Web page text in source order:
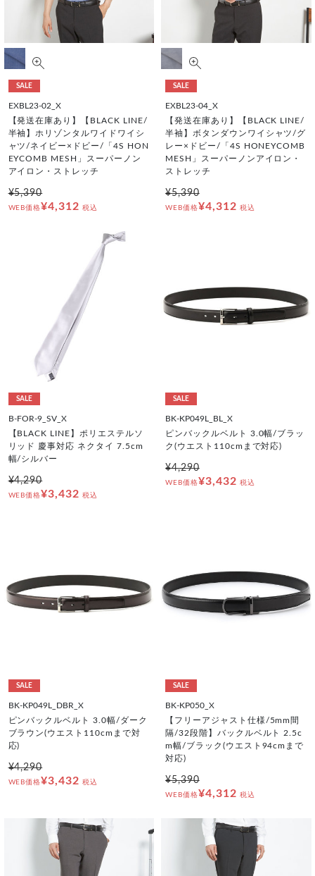
SALE
EXBL23-02_X
【発送在庫あり】【BLACK LINE/
半袖】ホリゾンタルワイドワイシ
ャツ/ネイビー×ドビー/「4S HON
EYCOMB MESH」スーパーノン
アイロン・ストレッチ
¥5,390
WEB価格¥4,312 税込
SALE
EXBL23-04_X
【発送在庫あり】【BLACK LINE/
半袖】ボタンダウンワイシャツ/グ
レー×ドビー/「4S HONEYCOMB
MESH」スーパーノンアイロン・
ストレッチ
¥5,390
WEB価格¥4,312 税込
SALE
B-FOR-9_SV_X
【BLACK LINE】ポリエステルソ
リッド 慶事対応 ネクタイ 7.5cm
幅/シルバー
¥4,290
WEB価格¥3,432 税込
SALE
BK-KP049L_BL_X
ピンバックルベルト 3.0幅/ブラッ
ク(ウエスト110cmまで対応)
¥4,290
WEB価格¥3,432 税込
SALE
BK-KP049L_DBR_X
ピンバックルベルト 3.0幅/ダーク
ブラウン(ウエスト110cmまで対
応)
¥4,290
WEB価格¥3,432 税込
SALE
BK-KP050_X
【フリーアジャスト仕様/5mm間
隔/32段階】バックルベルト 2.5c
m幅/ブラック(ウエスト94cmまで
対応)
¥5,390
WEB価格¥4,312 税込